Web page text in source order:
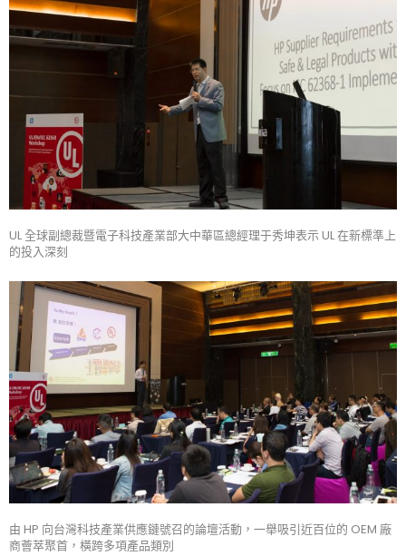
UL 全球副總裁暨電子科技產業部大中華區總經理于秀坤表示 UL 在新標準上
的投入深刻
由 HP 向台灣科技產業供應鏈號召的論壇活動，一舉吸引近百位的 OEM 廠
商薈萃聚首，橫跨多項產品類別